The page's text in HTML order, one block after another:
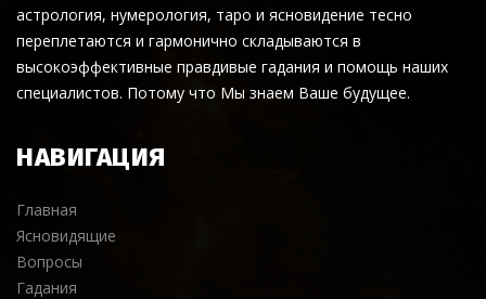
астрология, нумерология, таро и ясновидение тесно
переплетаются и гармонично складываются в
высокоэффективные правдивые гадания и помощь наших
специалистов. Потому что Мы знаем Ваше будущее.
НАВИГАЦИЯ
Главная
Ясновидящие
Вопросы
Гадания